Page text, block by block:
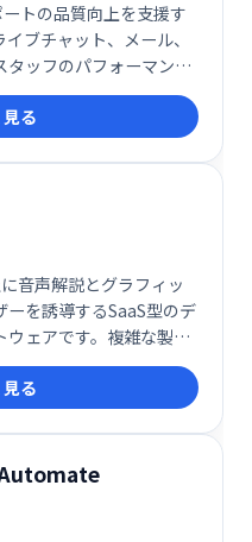
トの品質向上を支援す
ブチャット、メール、
タッフのパフォーマンス
でQA監視プログラムを
ーション向上に役立ち
を分析することで、より
できます。
る
音声解説とグラフィッ
を誘導するSaaS型のデ
ェアです。複雑な製品
すく伝え、人間味あふれ
サイトのユーザーエン
。
る